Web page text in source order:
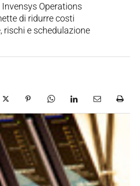
Operations
di ridurre costi
rischi e schedulazione